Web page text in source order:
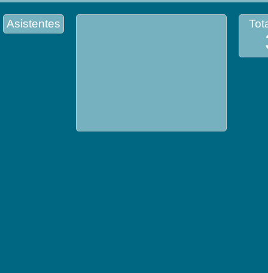
Asistentes